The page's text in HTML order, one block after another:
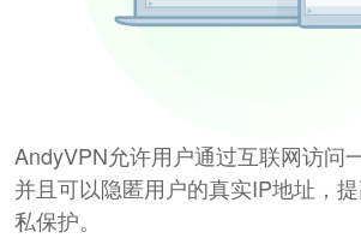
AndyVPN允许用户通过互联网访问
并且可以隐匿用户的真实IP地址，
私保护。